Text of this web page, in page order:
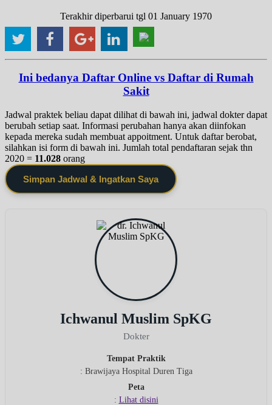
Terakhir diperbarui tgl 01 January 1970
Ini bedanya Daftar Online vs Daftar di Rumah
Sakit
Jadwal praktek beliau dapat dilihat di bawah ini, jadwal dokter dapat
berubah setiap saat. Informasi perubahan hanya akan diinfokan
kepada mereka sudah membuat appoitment. Untuk daftar berobat,
silahkan isi form di bawah ini. Jumlah total pendaftaran sejak thn
2020 = 11.028 orang
Simpan Jadwal & Ingatkan Saya
Ichwanul Muslim SpKG
Dokter
Tempat Praktik
: Brawijaya Hospital Duren Tiga
Peta
: Lihat disini